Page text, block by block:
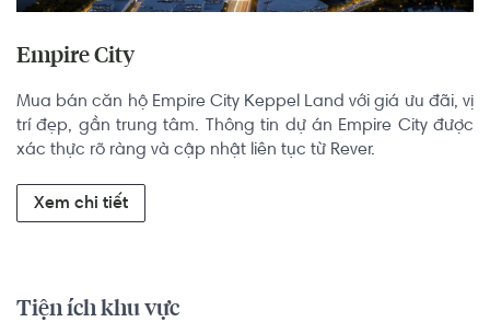
Empire City
Mua bán căn hộ Empire City Keppel Land với giá ưu đãi, vị
trí đẹp, gần trung tâm. Thông tin dự án Empire City được
xác thực rõ ràng và cập nhật liên tục từ Rever.
Xem chi tiết
Tiện ích khu vực